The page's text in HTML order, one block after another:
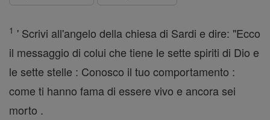
1 ' Scrivi all'angelo della chiesa di Sardi e dire: "Ecco
il messaggio di colui che tiene le sette spiriti di Dio e
le sette stelle : Conosco il tuo comportamento :
come ti hanno fama di essere vivo e ancora sei
morto .